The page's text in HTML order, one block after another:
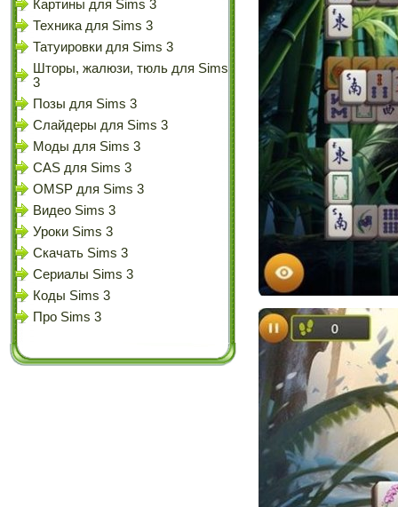
Картины для Sims 3
Техника для Sims 3
Татуировки для Sims 3
Шторы, жалюзи, тюль для Sims
3
Позы для Sims 3
Слайдеры для Sims 3
Моды для Sims 3
CAS для Sims 3
OMSP для Sims 3
Видео Sims 3
Уроки Sims 3
Скачать Sims 3
Сериалы Sims 3
Коды Sims 3
Про Sims 3